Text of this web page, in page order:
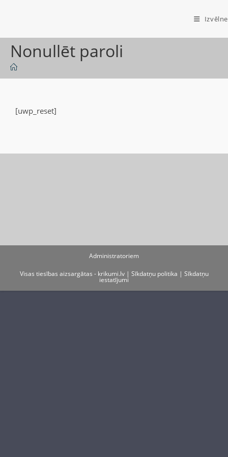
Izvēlne
Nonullēt paroli
[uwp_reset]
Administratoriem
Visas tiesības aizsargātas - krikumi.lv | Sīkdatņu politika | Sīkdatņu
iestatījumi